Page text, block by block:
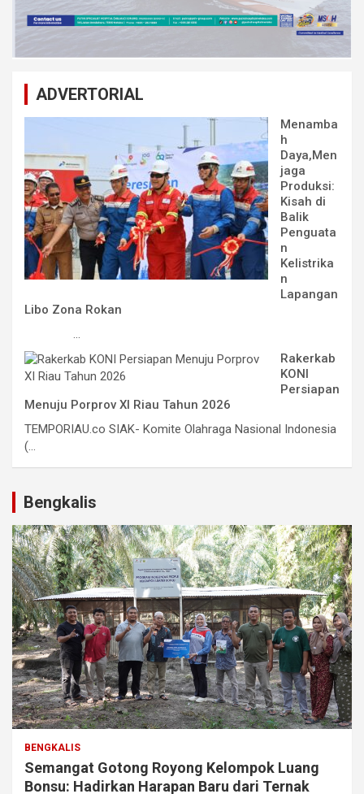
ADVERTORIAL
Menamba
h
Daya,Men
jaga
Produksi:
Kisah di
Balik
Penguata
n
Kelistrika
n
Lapangan
Libo Zona Rokan
...
Rakerkab
KONI
Persiapan
Menuju Porprov XI Riau Tahun 2026
TEMPORIAU.co SIAK- Komite Olahraga Nasional Indonesia
(...
Bengkalis
BENGKALIS
Semangat Gotong Royong Kelompok Luang
Bonsu: Hadirkan Harapan Baru dari Ternak